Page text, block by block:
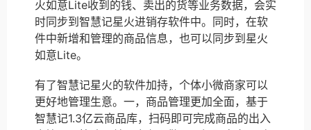
火如意Lite收到的钱、卖出的货等业务数据，会实
时同步到智慧记星火进销存软件中。同时，在软
件中新增和管理的商品信息，也可以同步到星火
如意Lite。
有了智慧记星火的软件加持，个体小微商家可以
更好地管理生意。一，商品管理更加全面，基于
智慧记1.3亿云商品库，扫码即可完成商品的出入